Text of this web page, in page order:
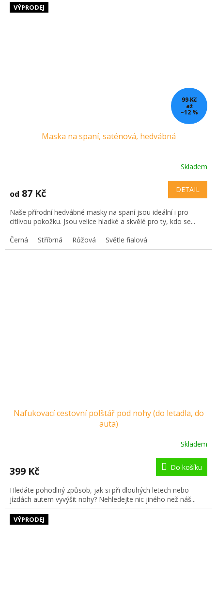
VÝPRODEJ
99 Kč
až
–12 %
Maska na spaní, saténová, hedvábná
Skladem
od 87 Kč DETAIL
Naše přírodní hedvábné masky na spaní jsou ideální i pro
citlivou pokožku. Jsou velice hladké a skvělé pro ty, kdo se...
Černá
Stříbrná Růžová Světle fialová
Nafukovací cestovní polštář pod nohy (do letadla, do
auta)
Skladem
399 Kč Do košíku
Hledáte pohodlný způsob, jak si při dlouhých letech nebo
jízdách autem vyvýšit nohy? Nehledejte nic jiného než náš...
VÝPRODEJ